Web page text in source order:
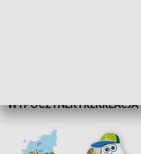
WYPOCZYNEK I REKREACJA